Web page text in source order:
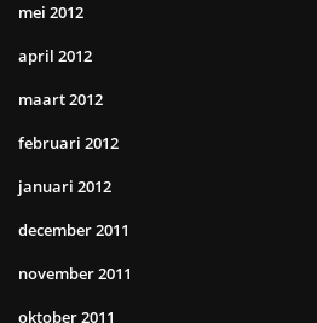
mei 2012
april 2012
maart 2012
februari 2012
januari 2012
december 2011
november 2011
oktober 2011